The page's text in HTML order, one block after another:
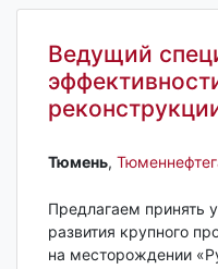
Ведущий
Тюмень‎,
Предлагаем принять
развития крупного
на месторождении